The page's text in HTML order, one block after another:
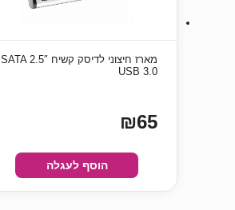
מארז חיצוני לדיסק קשיח SATA 2.5″
USB 3.0
₪65
הוסף לעגלה